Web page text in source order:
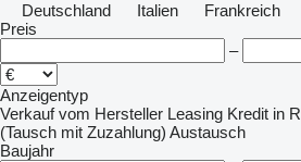
Deutschland Italien Frankreich
Preis
–
Anzeigentyp
Verkauf vom Hersteller Leasing Kredit in
(Tausch mit Zuzahlung) Austausch
Baujahr